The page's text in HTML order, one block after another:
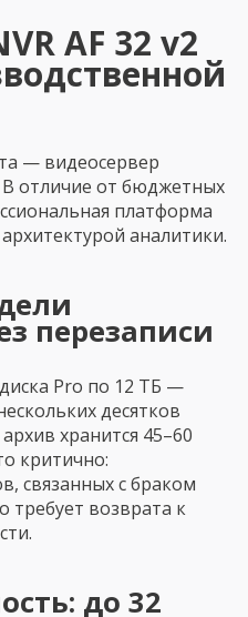
AF 32 v2
— видеосервер
В отличие от бюджетных
платформа
аналитики.
перезаписи
Pro по 12 ТБ —
десятков
хранится 45–60
критично:
связанных с браком
требует возврата к
до 32